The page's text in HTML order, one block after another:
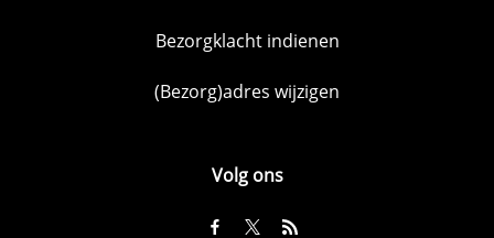
Bezorgklacht indienen
(Bezorg)adres wijzigen
Volg ons